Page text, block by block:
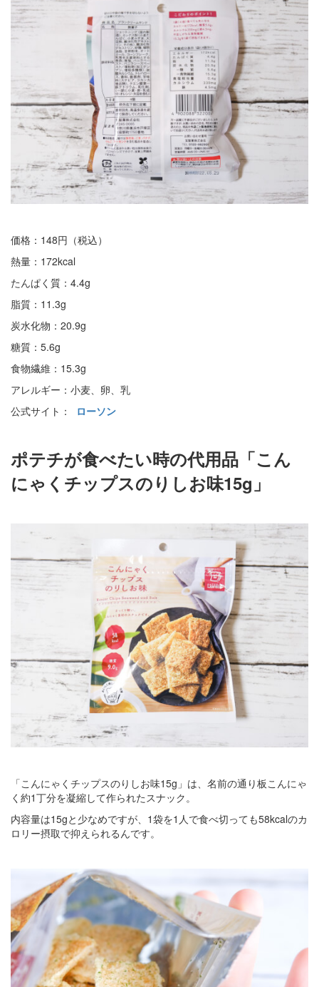
価格：148円（税込）
熱量：172kcal
たんぱく質：4.4g
脂質：11.3g
炭水化物：20.9g
糖質：5.6g
食物繊維：15.3g
アレルギー：小麦、卵、乳
公式サイト： ローソン
ポテチが食べたい時の代用品「こん
にゃくチップスのりしお味15g」
「こんにゃくチップスのりしお味15g」は、名前の通り板こんにゃ
く約1丁分を凝縮して作られたスナック。
内容量は15gと少なめですが、1袋を1人で食べ切っても58kcalのカ
ロリー摂取で抑えられるんです。